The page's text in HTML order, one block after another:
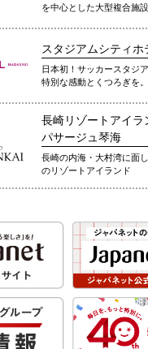
を中心とした大型複合施設
スタジアムシティホ
日本初！サッカースタジ
特別な感動とくつろぎを。
長崎リゾートアイラ
パサージュ琴海
長崎の内海・大村湾に面
のリゾートアイランド